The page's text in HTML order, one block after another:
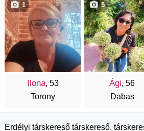
Ilona, 53
Torony
1
Ági, 56
Dabas
5
Erdélyi társkereső társkereső,